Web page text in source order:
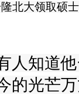
北大领取硕
人知道
的光芒